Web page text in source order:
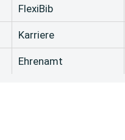
FlexiBib
Karriere
Ehrenamt